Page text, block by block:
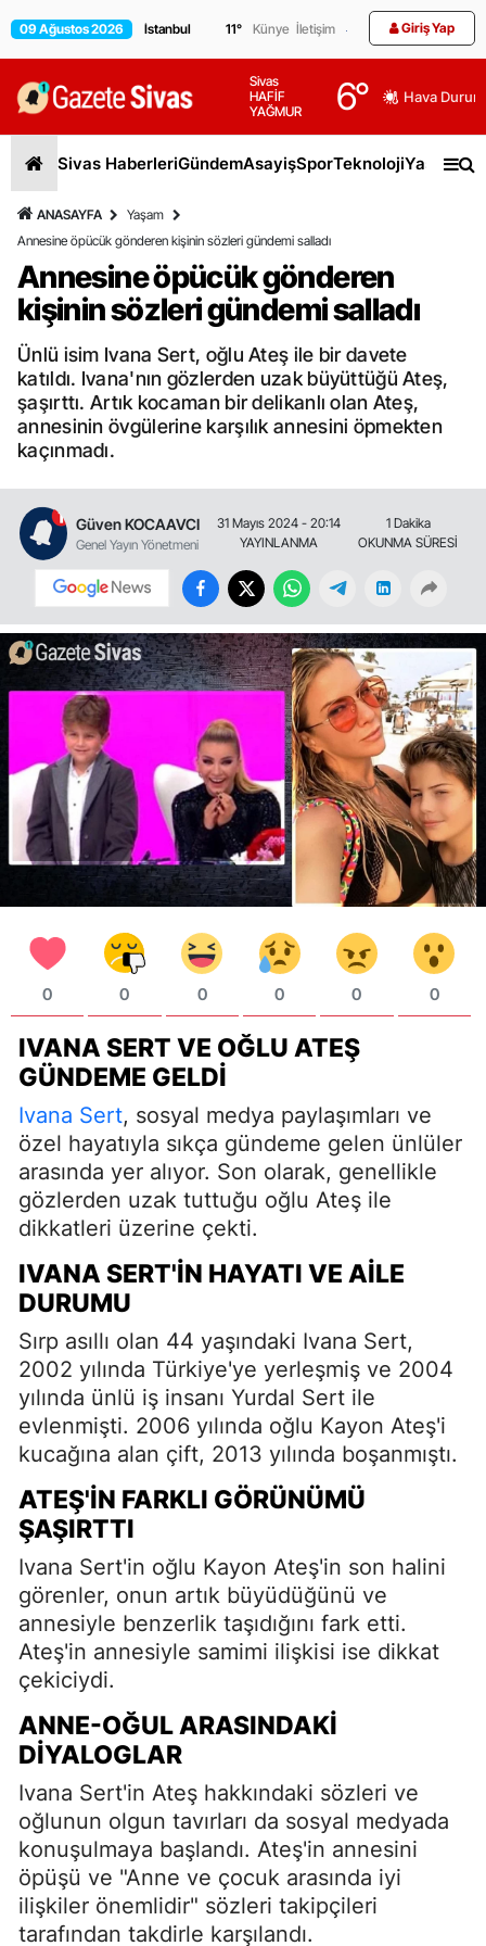
09 Ağustos 2026 11° Künye İletişim Giriş Yap
Sivas
HAFİF
YAĞMUR
6° Hava
Sivas HaberleriGündemAsayişSporTeknolojiYaşam
ANASAYFA
Yaşam
Annesine öpücük gönderen kişinin sözleri gündemi salladı
Annesine öpücük gönderen
kişinin sözleri gündemi salladı
Ünlü isim Ivana Sert, oğlu Ateş ile bir davete
katıldı. Ivana'nın gözlerden uzak büyüttüğü Ateş,
şaşırttı. Artık kocaman bir delikanlı olan Ateş,
annesinin övgülerine karşılık annesini öpmekten
kaçınmadı.
Güven KOCAAVCI
Genel Yayın Yönetmeni
31 Mayıs 2024 - 20:14
YAYINLANMA
1 Dakika
OKUNMA SÜRESİ
0 0 0 0 0 0
IVANA SERT VE OĞLU ATEŞ
GÜNDEME GELDI
Ivana Sert, sosyal medya paylaşımları ve
özel hayatıyla sıkça gündeme gelen ünlüler
arasında yer alıyor. Son olarak, genellikle
gözlerden uzak tuttuğu oğlu Ateş ile
dikkatleri üzerine çekti.
IVANA SERT'IN HAYATI VE AILE
DURUMU
Sırp asıllı olan 44 yaşındaki Ivana Sert,
2002 yılında Türkiye'ye yerleşmiş ve 2004
yılında ünlü iş insanı Yurdal Sert ile
evlenmişti. 2006 yılında oğlu Kayon Ateş'i
kucağına alan çift, 2013 yılında boşanmıştı.
ATEŞ'IN FARKLI GÖRÜNÜMÜ
ŞAŞIRTTI
Ivana Sert'in oğlu Kayon Ateş'in son halini
görenler, onun artık büyüdüğünü ve
annesiyle benzerlik taşıdığını fark etti.
Ateş'in annesiyle samimi ilişkisi ise dikkat
çekiciydi.
ANNE-OĞUL ARASINDAKI
DIYALOGLAR
Ivana Sert'in Ateş hakkındaki sözleri ve
oğlunun olgun tavırları da sosyal medyada
konuşulmaya başlandı. Ateş'in annesini
öpüşü ve "Anne ve çocuk arasında iyi
ilişkiler önemlidir" sözleri takipçileri
tarafından takdirle karşılandı.